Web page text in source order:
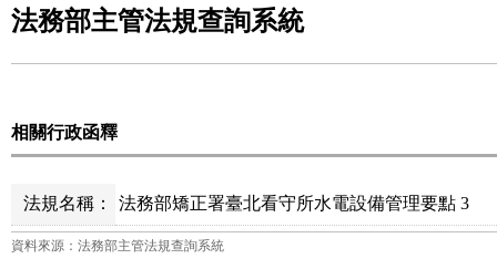
法務部主管法規查詢系統
相關行政函釋
法規名稱： 法務部矯正署臺北看守所水電設備管理要點 3
資料來源：法務部主管法規查詢系統